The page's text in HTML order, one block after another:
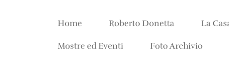
Home Roberto Donetta La
Mostre ed Eventi Foto Archivio